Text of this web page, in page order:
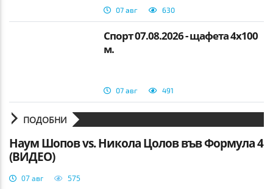
07 авг 630
Спорт 07.08.2026 - щафета 4х100
м.
07 авг 491
ПОДОБНИ
Наум Шопов vs. Никола Цолов във Формула 4
(ВИДЕО)
07 авг 575